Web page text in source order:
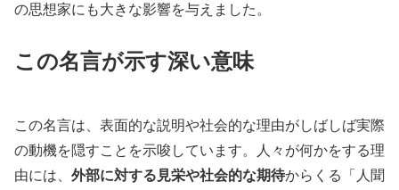
の思想家にも大きな影響を与えました。
この名言が示す深い意味
この名言は、表面的な説明や社会的な理由がしばしば実際
の動機を隠すことを示唆しています。人々が何かをする理
由には、 外部に対する見栄や社会的な期待からくる「人聞